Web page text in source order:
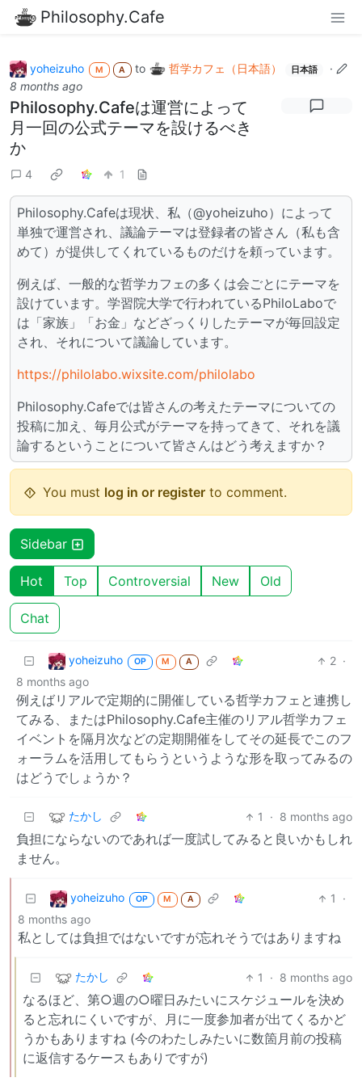
Philosophy.Cafe
yoheizuho M A to 哲学カフェ（日本語） 日本語
·
8 months ago
Philosophy.Cafeは運営によって
月一回の公式テーマを設けるべき
か
4 1
Philosophy.Cafeは現状、私（@yoheizuho）によって
単独で運営され、議論テーマは登録者の皆さん（私も含
めて）が提供してくれているものだけを頼っています。
例えば、一般的な哲学カフェの多くは会ごとにテーマを
設けています。学習院大学で行われているPhiloLaboで
は「家族」「お金」などざっくりしたテーマが毎回設定
され、それについて議論しています。
https://philolabo.wixsite.com/philolabo
Philosophy.Cafeでは皆さんの考えたテーマについての
投稿に加え、毎月公式がテーマを持ってきて、それを議
論するということについて皆さんはどう考えますか？
You must log in or register to comment.
Sidebar
Hot Top Controversial New Old
Chat
yoheizuho OP M A 2 ·
8 months ago
例えばリアルで定期的に開催している哲学カフェと連携し
てみる、またはPhilosophy.Cafe主催のリアル哲学カフェ
イベントを隔月次などの定期開催をしてその延長でこのフ
ォーラムを活用してもらうというような形を取ってみるの
はどうでしょうか？
たかし 1 · 8 months ago
負担にならないのであれば一度試してみると良いかもしれ
ません。
yoheizuho OP M A 1
·
8 months ago
私としては負担ではないですが忘れそうではありますね
たかし 1 · 8 months ago
なるほど、第○週の○曜日みたいにスケジュールを決め
ると忘れにくいですが、月に一度参加者が出てくるかど
うかもありますね (今のわたしみたいに数箇月前の投稿
に返信するケースもありですが)